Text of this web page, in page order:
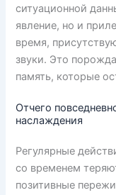
ситуационной
явление, но и
время,
звуки. Это
память, которые
Отчего
наслаждения
Регулярные
со временем
позитивные